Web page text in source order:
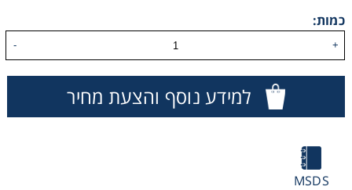
כמות:
+
-
למידע נוסף והצעת מחיר
MSDS
Thermometry
Washing
Chromatography
Lab Essentials